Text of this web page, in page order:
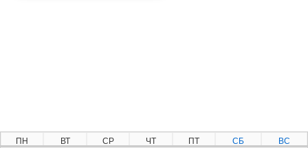
ПН ВТ СР ЧТ ПТ СБ
ВС